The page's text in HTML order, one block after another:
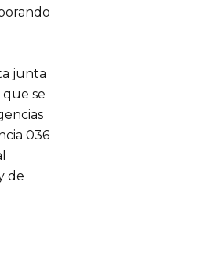
junta
se
036
de